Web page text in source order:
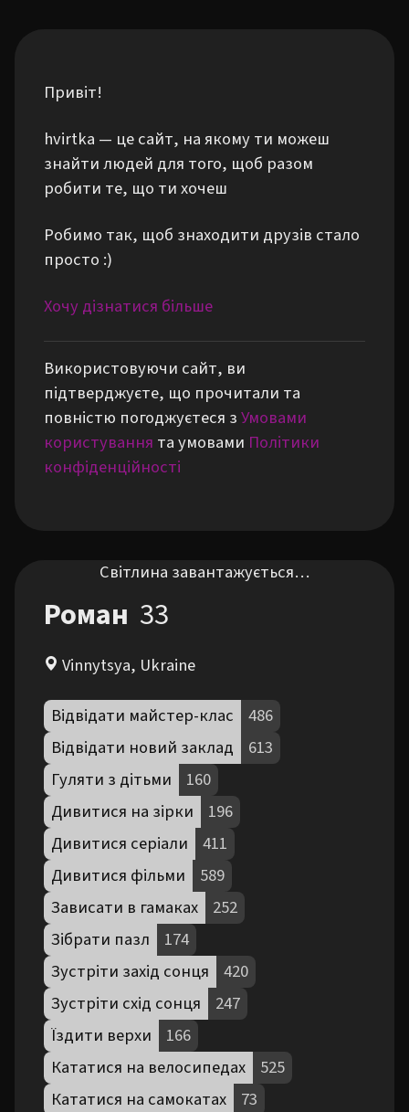
Привіт!
hvirtka — це сайт, на якому ти можеш
знайти людей для того, щоб разом
робити те, що ти хочеш
Робимо так, щоб знаходити друзів стало
просто :)
Хочу дізнатися більше
Використовуючи сайт, ви
підтверджуєте, що прочитали та
повністю погоджуєтеся зУмовами
користування та умовами Політики
конфіденційності
Світлина завантажується…
Роман 33
Vinnytsya, Ukraine
Відвідати майстер-клас
486
Відвідати новий заклад
613
Гуляти з дітьми
160
Дивитися на зірки
196
Дивитися серіали
411
Дивитися фільми
589
Зависати в гамаках
252
Зібрати пазл
174
Зустріти захід сонця
420
Зустріти схід сонця
247
Їздити верхи
166
Кататися на велосипедах
525
Кататися на самокатах
73